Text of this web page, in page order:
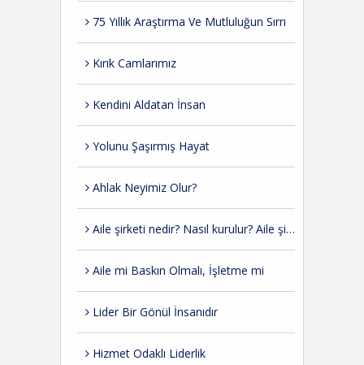
75 Yıllık Araştırma Ve Mutluluğun Sırrı
Kırık Camlarımız
Kendini Aldatan İnsan
Yolunu Şaşırmış Hayat
Ahlak Neyimiz Olur?
Aile şirketi nedir? Nasıl kurulur? Aile şirketlerinde kurumsallaşma nasıl olmalı?
Aile mi Baskın Olmalı, İşletme mi
Lider Bir Gönül İnsanıdır
Hizmet Odaklı Liderlik